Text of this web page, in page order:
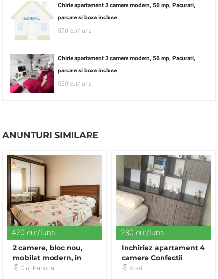
Chirie apartament 3 camere modern, 56 mp, Pacurari,
parcare si boxa incluse
570 eur/luna
Chirie apartament 3 camere modern, 56 mp, Pacurari,
parcare si boxa incluse
550 eur/luna
ANUNTURI SIMILARE
420 eur/luna
2 camere, bloc nou,
mobilat modern, in
Marasti, zona Iulius
Cluj-Napoca
280 eur/luna
Inchiriez apartament 4
camere Confectii
Arad